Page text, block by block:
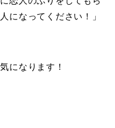
になってください！」
になります！